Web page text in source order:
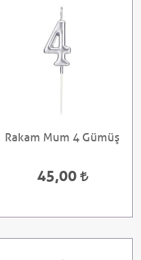
Rakam Mum 4 Gümüş
45,00